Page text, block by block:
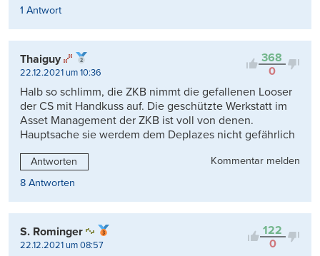
1 Antwort
368
0
Thaiguy
22.12.2021 um 10:36
Halb so schlimm, die ZKB nimmt die gefallenen Looser
der CS mit Handkuss auf. Die geschützte Werkstatt im
Asset Management der ZKB ist voll von denen.
Hauptsache sie werdem dem Deplazes nicht gefährlich
Antworten
Kommentar melden
8 Antworten
122
0
S. Rominger
22.12.2021 um 08:57